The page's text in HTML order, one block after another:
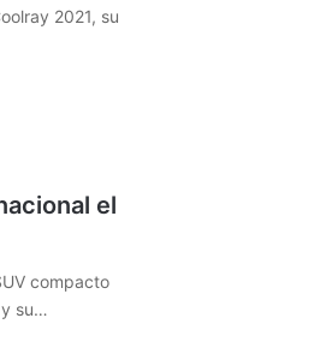
2021, su
el
compacto
y su…